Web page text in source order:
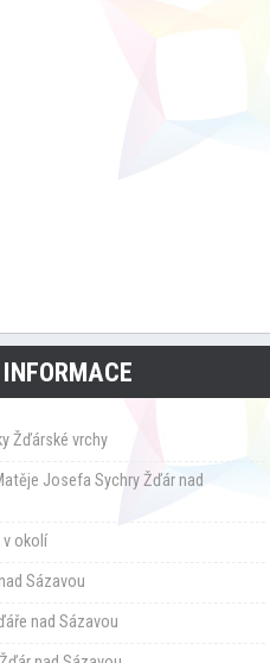
Žďárské vrchy
Josefa Sychry Žďár nad
v okolí
Sázavou
nad Sázavou